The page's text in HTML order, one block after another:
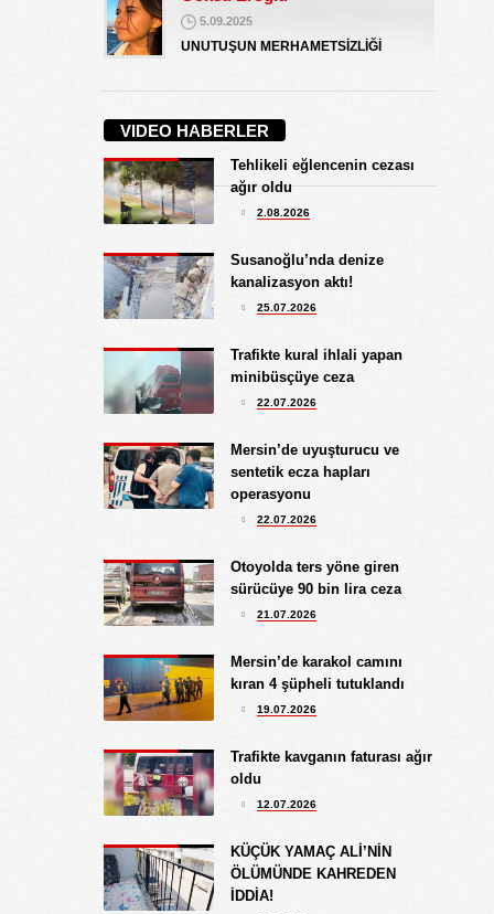
5.09.2025
UNUTUŞUN MERHAMETSİZLİĞİ
İŞGALCİ GÖRÜNÜMLÜ HALK!
Koray Ünlü
10.09.2024
BATSIN BU DÜNYA
Yüksel Ekici
4.08.2026
KIRMIZI MÜREKKEP!...
3.08.2026
DAHA NE OLMASINI
BEKLİYORSUNUZ?
5.09.2025
UNUTUŞUN MERHAMETSİZLİĞİ
Hediye Eroğlu
İŞGALCİ GÖRÜNÜMLÜ HALK!
Koray Ünlü
10.09.2024
VIDEO HABERLER
Tehlikeli eğlencenin cezası
ağır oldu
2.08.2026
Susanoğlu’nda denize
kanalizasyon aktı!
25.07.2026
Trafikte kural ihlali yapan
minibüsçüye ceza
22.07.2026
Mersin’de uyuşturucu ve
sentetik ecza hapları
operasyonu
22.07.2026
Otoyolda ters yöne giren
sürücüye 90 bin lira ceza
21.07.2026
Mersin’de karakol camını
kıran 4 şüpheli tutuklandı
19.07.2026
Trafikte kavganın faturası ağır
oldu
12.07.2026
KÜÇÜK YAMAÇ ALİ’NİN
ÖLÜMÜNDE KAHREDEN
İDDİA!